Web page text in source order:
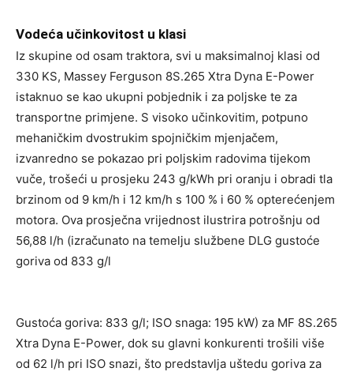
Vodeća učinkovitost u klasi
Iz skupine od osam traktora, svi u maksimalnoj klasi od
330 KS, Massey Ferguson 8S.265 Xtra Dyna E-Power
istaknuo se kao ukupni pobjednik i za poljske te za
transportne primjene. S visoko učinkovitim, potpuno
mehaničkim dvostrukim spojničkim mjenjačem,
izvanredno se pokazao pri poljskim radovima tijekom
vuče, trošeći u prosjeku 243 g/kWh pri oranju i obradi tla
brzinom od 9 km/h i 12 km/h s 100 % i 60 % opterećenjem
motora. Ova prosječna vrijednost ilustrira potrošnju od
56,88 l/h (izračunato na temelju službene DLG gustoće
goriva od 833 g/l
Gustoća goriva: 833 g/l; ISO snaga: 195 kW) za MF 8S.265
Xtra Dyna E-Power, dok su glavni konkurenti trošili više
od 62 l/h pri ISO snazi, što predstavlja uštedu goriva za